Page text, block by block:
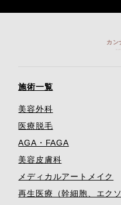
施術一覧
美容外科
医療脱毛
AGA・FAGA
美容皮膚科
メディカルアートメイク
再生医療（幹細胞、エクソ